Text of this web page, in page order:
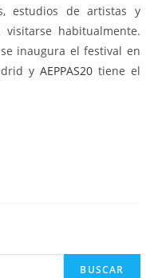
estudios de artistas y
habitualmente.
inaugura el festival en
y AEPPAS20tiene el
BUSCAR